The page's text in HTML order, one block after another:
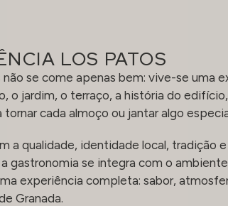
LOS PATOS
se come apenas bem: vive-se uma
o jardim, o terraço, a história do
cada almoço ou jantar algo
a qualidade, identidade local, tradição
gastronomia se integra com o
experiência completa: sabor,
Granada.